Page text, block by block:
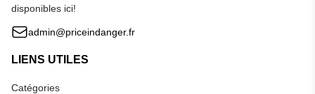
disponibles ici!
admin@priceindanger.fr
LIENS UTILES
Catégories